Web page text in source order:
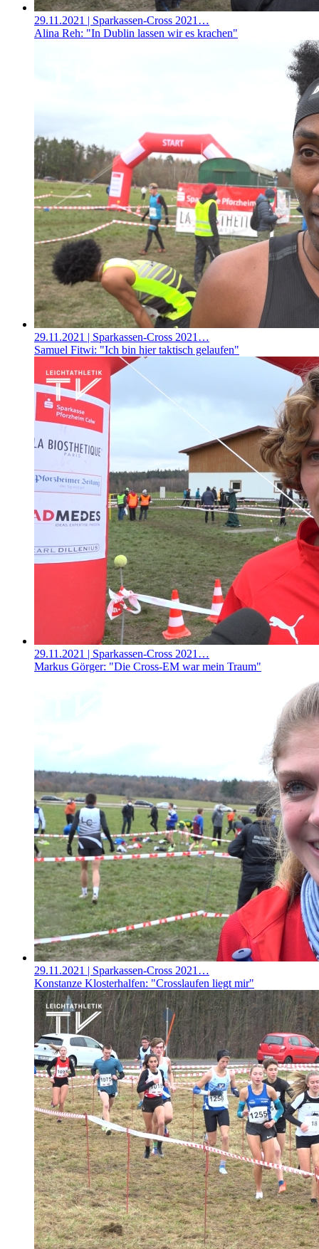
29.11.2021 | Sparkassen-Cross 2021…
Alina Reh: "In Dublin lassen wir es krachen"
29.11.2021 | Sparkassen-Cross 2021…
Samuel Fitwi: "Ich bin hier taktisch gelaufen"
29.11.2021 | Sparkassen-Cross 2021…
Markus Görger: "Die Cross-EM war mein Traum"
29.11.2021 | Sparkassen-Cross 2021…
Konstanze Klosterhalfen: "Crosslaufen liegt mir"